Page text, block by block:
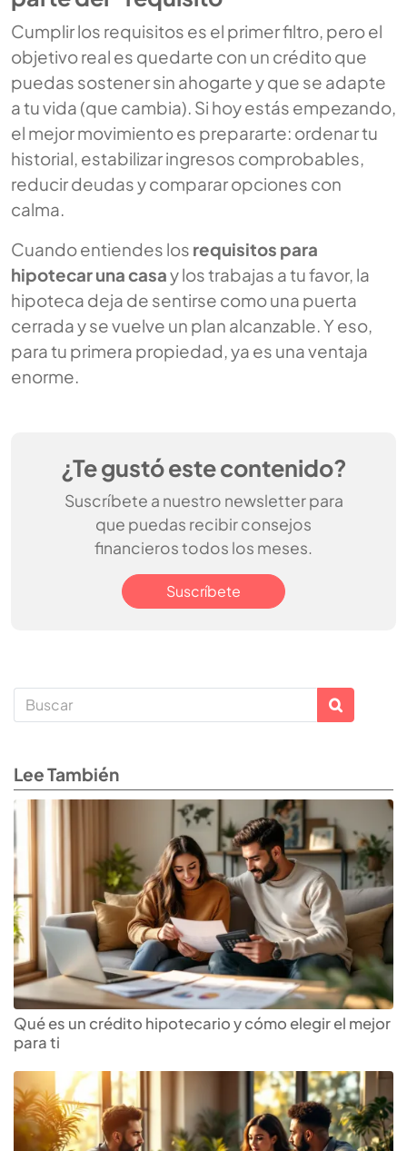
Cumplir los requisitos es el primer filtro, pero el
objetivo real es quedarte con un crédito que
puedas sostener sin ahogarte y que se adapte
a tu vida (que cambia). Si hoy estás empezando,
el mejor movimiento es prepararte: ordenar tu
historial, estabilizar ingresos comprobables,
reducir deudas y comparar opciones con
calma.
Cuando entiendes los requisitos para
hipotecar una casay los trabajas a tu favor, la
hipoteca deja de sentirse como una puerta
cerrada y se vuelve un plan alcanzable. Y eso,
para tu primera propiedad, ya es una ventaja
enorme.
¿Te gustó este contenido?
Suscríbete a nuestro newsletter para
que puedas recibir consejos
financieros todos los meses.
Suscríbete
Lee También
Qué es un crédito hipotecario y cómo elegir el mejor
para ti